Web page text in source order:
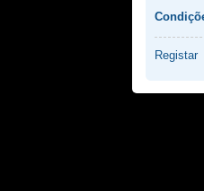
Registar